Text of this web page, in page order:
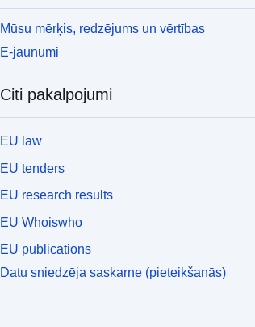
Mūsu mērķis, redzējums un vērtības
E-jaunumi
Citi pakalpojumi
EU law
EU tenders
EU research results
EU Whoiswho
EU publications
Datu sniedzēja saskarne (pieteikšanās)